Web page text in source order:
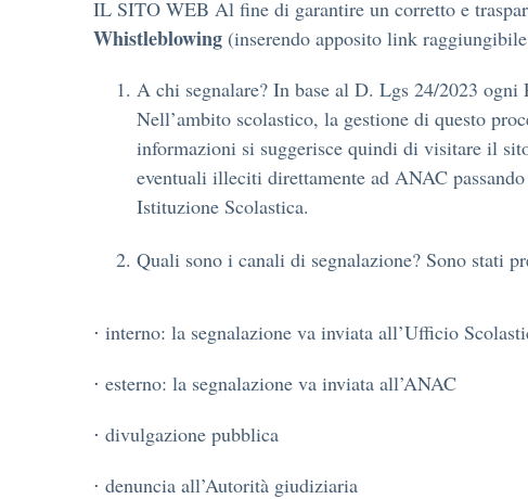
IL SITO WEB Al fine di garantire un corretto e
Whistleblowing (inserendo apposito link
A chi segnalare? In base al D. Lgs 24/2023
Nell’ambito scolastico, la gestione di questo
informazioni si suggerisce quindi di visitare il
eventuali illeciti direttamente ad ANAC
Istituzione Scolastica.
Quali sono i canali di segnalazione? Sono stati
⋅ interno: la segnalazione va inviata all’Ufficio
⋅ esterno: la segnalazione va inviata all’ANAC
⋅ divulgazione pubblica
⋅ denuncia all’Autorità giudiziaria